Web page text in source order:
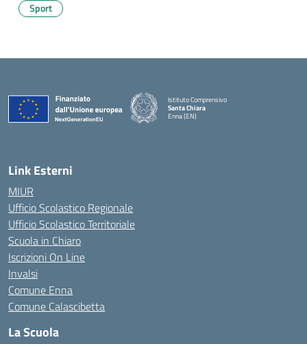
Sport
Istituto Comprensivo
Santa Chiara
Enna (EN)
Link Esterni
MIUR
Ufficio Scolastico Regionale
Ufficio Scolastico Territoriale
Scuola in Chiaro
Iscrizioni On Line
Invalsi
Comune Enna
Comune Calascibetta
La Scuola